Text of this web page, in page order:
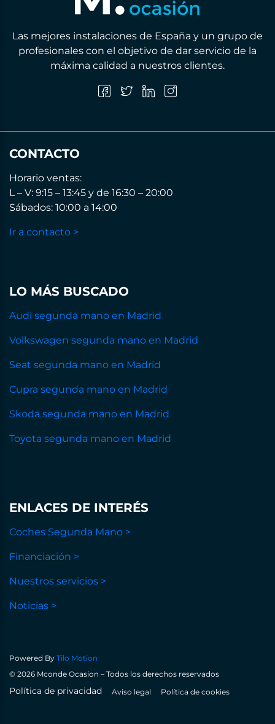
Las mejores instalaciones de España y un grupo de
profesionales con el objetivo de dar servicio de la
máxima calidad a nuestros clientes.
CONTACTO
Horario ventas:
L – V: 9:15 – 13:45 y de 16:30 – 20:00
Sábados: 10:00 a 14:00
Ir a contacto >
LO MÁS BUSCADO
Audi segunda mano en Madrid
Volkswagen segunda mano en Madrid
Seat segunda mano en Madrid
Cupra segunda mano en Madrid
Skoda segunda mano en Madrid
Toyota segunda mano en Madrid
ENLACES DE INTERÉS
Coches Segunda Mano >
Financiación >
Nuestros servicios >
Noticias >
Powered By Tilo Motion
© 2026 Mconde Ocasion – Todos los derechos reservados
Política de privacidad Aviso legal Política de cookies